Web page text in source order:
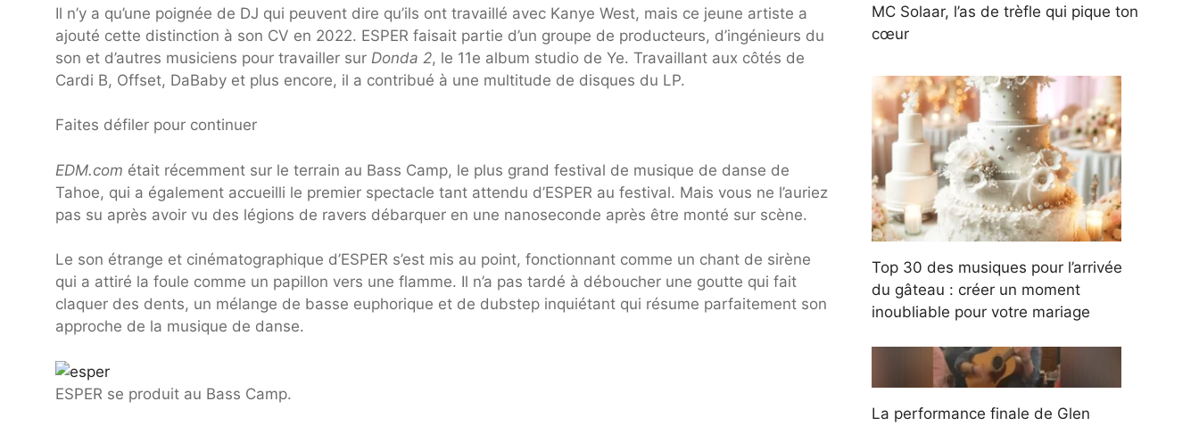
Il n’y a qu’une poignée de DJ qui peuvent dire qu’ils ont travaillé avec Kanye West, mais ce jeune artiste a
ajouté cette distinction à son CV en 2022. ESPER faisait partie d’un groupe de producteurs, d’ingénieurs du
son et d’autres musiciens pour travailler sur Donda 2, le 11e album studio de Ye. Travaillant aux côtés de
Cardi B, Offset, DaBaby et plus encore, il a contribué à une multitude de disques du LP.
Faites défiler pour continuer
EDM.com était récemment sur le terrain au Bass Camp, le plus grand festival de musique de danse de
Tahoe, qui a également accueilli le premier spectacle tant attendu d’ESPER au festival. Mais vous ne l’auriez
pas su après avoir vu des légions de ravers débarquer en une nanoseconde après être monté sur scène.
Le son étrange et cinématographique d’ESPER s’est mis au point, fonctionnant comme un chant de sirène
qui a attiré la foule comme un papillon vers une flamme. Il n’a pas tardé à déboucher une goutte qui fait
claquer des dents, un mélange de basse euphorique et de dubstep inquiétant qui résume parfaitement son
approche de la musique de danse.
ESPER se produit au Bass Camp.
MC Solaar, l’as de trèfle qui pique ton
cœur
Top 30 des musiques pour l’arrivée
du gâteau : créer un moment
inoubliable pour votre mariage
La performance finale de Glen